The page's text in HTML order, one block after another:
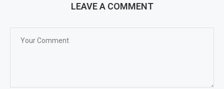
LEAVE A COMMENT